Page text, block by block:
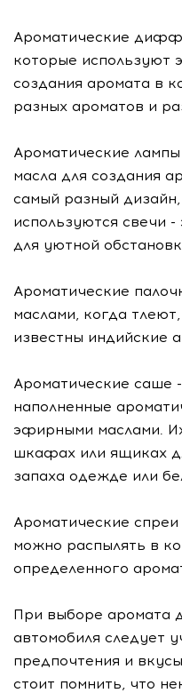
Ароматические
которые используют
создания аромата в
разных ароматов и
Ароматические
масла для создания
самый разный
используются свечи
для уютной
Ароматические
маслами, когда
известны индийские
Ароматические саше
наполненные
эфирными маслами.
шкафах или ящиках
запаха одежде или
Ароматические
можно распылять в
определенного
При выборе аромата
автомобиля следует
предпочтения и
стоит помнить, что